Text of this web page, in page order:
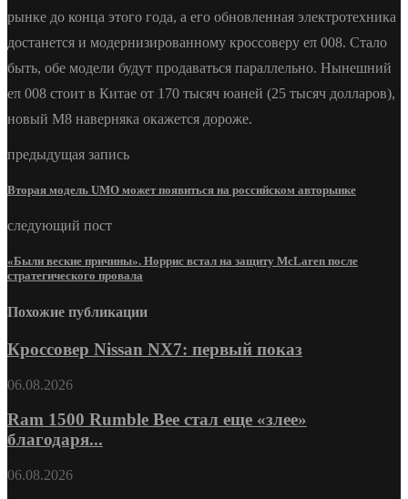
рынке до конца этого года, а его обновленная электротехника
достанется и модернизированному кроссоверу eπ 008. Стало
быть, обе модели будут продаваться параллельно. Нынешний
eπ 008 стоит в Китае от 170 тысяч юаней (25 тысяч долларов),
новый M8 наверняка окажется дороже.
предыдущая запись
Вторая модель UMO может появиться на российском авторынке
следующий пост
«Были веские причины». Норрис встал на защиту McLaren после
стратегического провала
Похожие публикации
Кроссовер Nissan NX7: первый показ
06.08.2026
Ram 1500 Rumble Bee стал еще «злее»
благодаря...
06.08.2026